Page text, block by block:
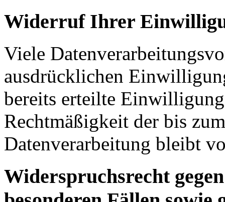
Widerruf Ihrer
Viele
ausdrücklichen
bereits erteilte
Rechtmäßigkeit der bis
Datenverarbeitung bleibt
Widerspruchsrecht